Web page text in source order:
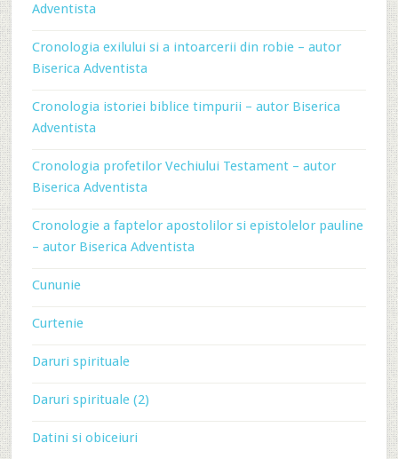
Adventista
Cronologia exilului si a intoarcerii din robie – autor
Biserica Adventista
Cronologia istoriei biblice timpurii – autor Biserica
Adventista
Cronologia profetilor Vechiului Testament – autor
Biserica Adventista
Cronologie a faptelor apostolilor si epistolelor pauline
– autor Biserica Adventista
Cununie
Curtenie
Daruri spirituale
Daruri spirituale (2)
Datini si obiceiuri